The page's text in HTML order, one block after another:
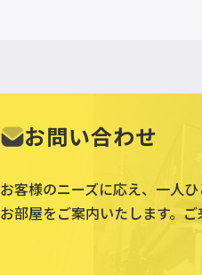
お問い合わせ
お客様のニーズに応え、一人
お部屋をご案内いたします。ご